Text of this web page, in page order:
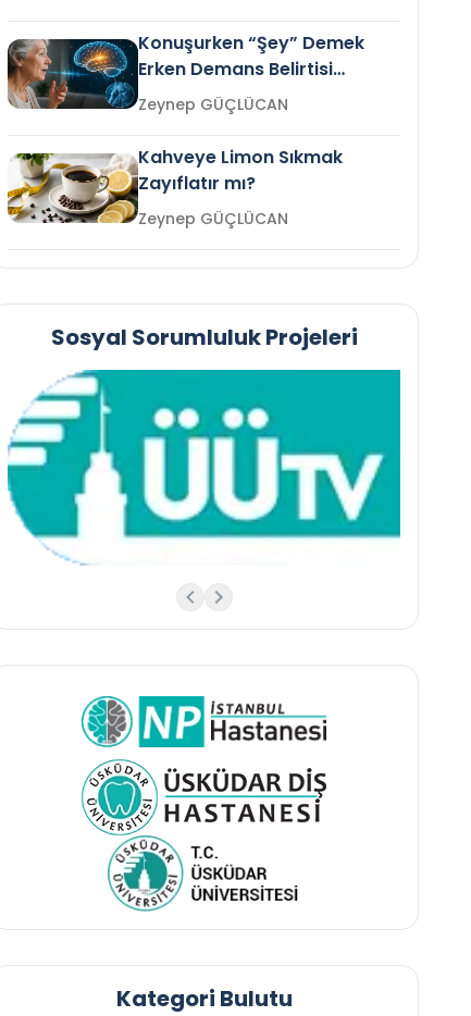
Konuşurken “Şey” Demek
Erken Demans Belirtisi
Olabilir mi?Zeynep GÜÇLÜCAN
Kahveye Limon Sıkmak
Zayıflatır mı?
Zeynep GÜÇLÜCAN
Sosyal Sorumluluk Projeleri
Kategori Bulutu